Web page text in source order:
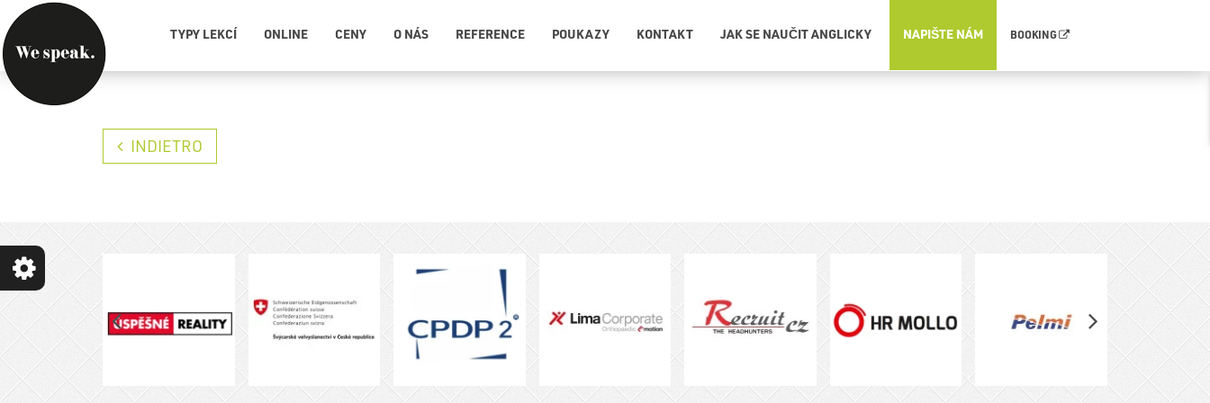
TYPY LEKCÍ ONLINE CENY O NÁS REFERENCE POUKAZY KONTAKT JAK SE NAUČIT ANGLICKY NAPIŠTE NÁM BOOKING
INDIETRO